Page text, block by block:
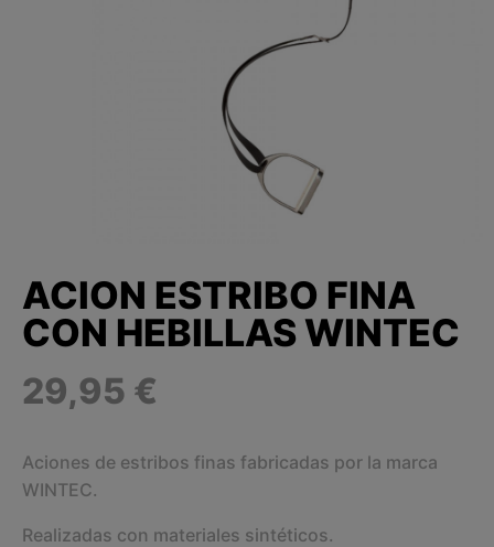
ACION ESTRIBO FINA
CON HEBILLAS WINTEC
29,95 €
Aciones de estribos finas fabricadas por la marca
WINTEC.
Realizadas con materiales sintéticos.